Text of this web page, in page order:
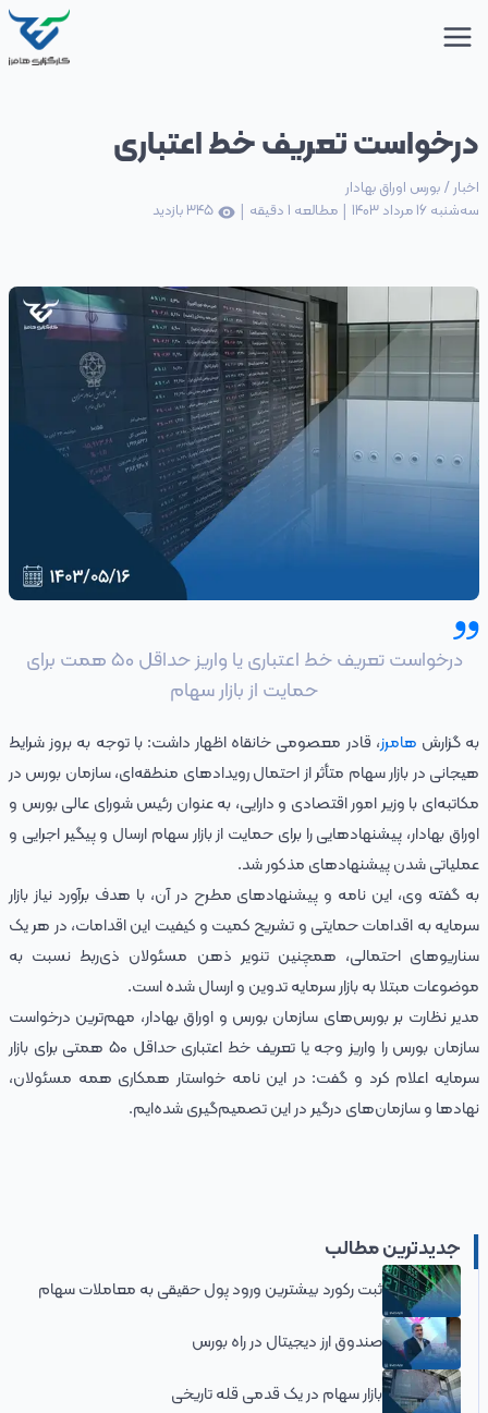
درخواست تعریف خط اعتباری
اخبار / بورس اوراق بهادار
سه‌شنبه 16 مرداد 1403
| مطالعه 1 دقیقه |
345بازدید
درخواست تعریف خط اعتباری یا واریز حداقل ۵۰ همت برای
حمایت از بازار سهام
به گزارش هامرز، قادر معصومی خانقاه اظهار داشت: با توجه به بروز شرایط
هیجانی در بازار سهام متأثر از احتمال رویدادهای منطقه‌ای، سازمان بورس در
مکاتبه‌ای با وزیر امور اقتصادی و دارایی، به عنوان رئیس شورای عالی بورس و
اوراق بهادار، پیشنهادهایی را برای حمایت از بازار سهام ارسال و پیگیر اجرایی و
عملیاتی شدن پیشنهادهای مذکور شد.
به گفته وی، این نامه و پیشنهادهای مطرح در آن، با هدف برآورد نیاز بازار
سرمایه به اقدامات حمایتی و تشریح کمیت و کیفیت این اقدامات، در هر یک
سناریوهای احتمالی، همچنین تنویر ذهن مسئولان ذی‌ربط نسبت به
موضوعات مبتلا به بازار سرمایه تدوین و ارسال شده است.
مدیر نظارت بر بورس‌های سازمان بورس و اوراق بهادار، مهم‌ترین درخواست
سازمان بورس را واریز وجه یا تعریف خط اعتباری حداقل ۵۰ همتی برای بازار
سرمایه اعلام کرد و گفت: در این نامه خواستار همکاری همه مسئولان،
نهادها و سازمان‌های درگیر در این تصمیم‌گیری شده‌ایم.
جدیدترین مطالب
ثبت رکورد بیشترین ورود پول حقیقی به معاملات سهام
صندوق ارز دیجیتال در راه بورس
بازار سهام در یک قدمی قله تاریخی